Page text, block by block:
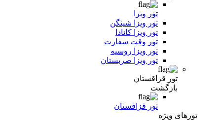
تور ویزا
تور ویزا شینگن
تور ویزا کانادا
تور وقت سفارت
تور ویزا روسیه
تور ویزا صربستان
تور قزاقستان
بازگشت
تور قزاقستان
تور‌های ویژه